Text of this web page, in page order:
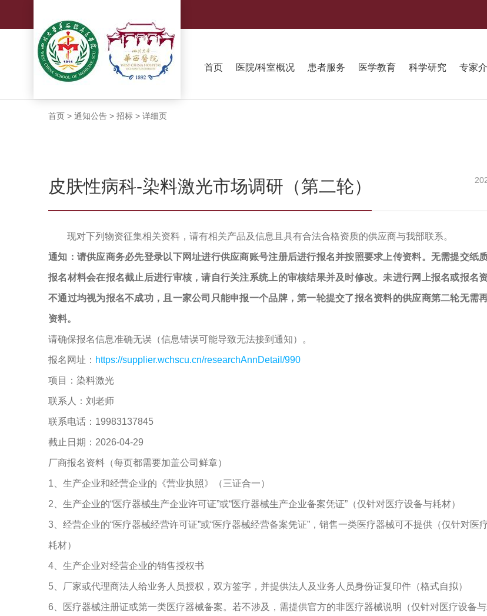
首页 医院/科室概况 患者服务 医学教育 科学研究 专家
首页 > 通知公告 > 招标 > 详细页
皮肤性病科-染料激光市场调研（第二轮）
现对下列物资征集相关资料，请有相关产品及信息且具有合法合格资质的供应商与我部联系。
通知：请供应商务必先登录以下网址进行供应商账号注册后进行报名并按照要求上传资料。无需提交纸质
报名材料会在报名截止后进行审核，请自行关注系统上的审核结果并及时修改。未进行网上报名或报名
不通过均视为报名不成功，且一家公司只能申报一个品牌，第一轮提交了报名资料的供应商第二轮无需
资料。
请确保报名信息准确无误（信息错误可能导致无法接到通知）。
报名网址： https://supplier.wchscu.cn/researchAnnDetail/990
项目：染料激光
联系人：刘老师
联系电话：19983137845
截止日期：2026-04-29
厂商报名资料（每页都需要加盖公司鲜章）
1、生产企业和经营企业的《营业执照》（三证合一）
2、生产企业的“医疗器械生产企业许可证”或“医疗器械生产企业备案凭证”（仅针对医疗设备与耗材）
3、经营企业的“医疗器械经营许可证”或“医疗器械经营备案凭证”，销售一类医疗器械可不提供（仅针对医
耗材）
4、生产企业对经营企业的销售授权书
5、厂家或代理商法人给业务人员授权，双方签字，并提供法人及业务人员身份证复印件（格式自拟）
6、医疗器械注册证或第一类医疗器械备案。若不涉及，需提供官方的非医疗器械说明（仅针对医疗设备与